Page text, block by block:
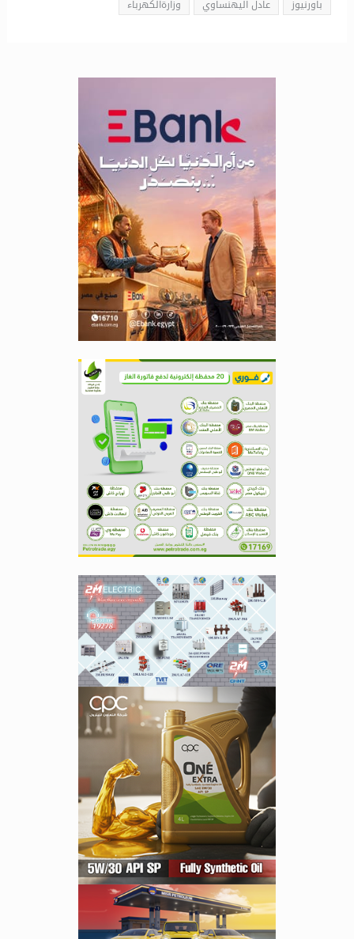
باورنيوز عادل اليهنساوي وزارةالكهرباء